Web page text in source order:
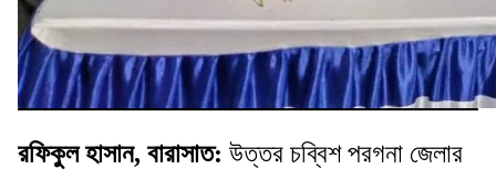
রফিকুল হাসান, বারাসাত: উত্তর চব্বিশ পরগনা জেলার